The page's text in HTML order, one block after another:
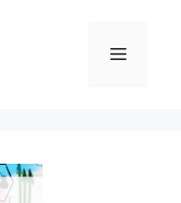
메